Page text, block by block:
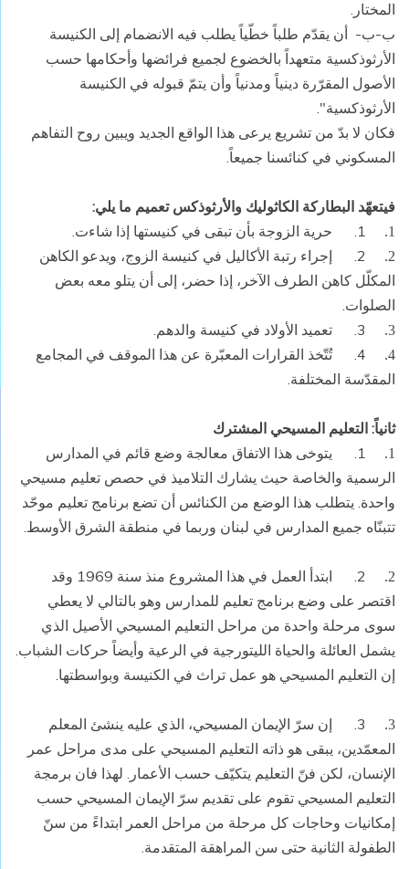
المختار.
ب‌-ب‌- أن يقدّم طلباً خطّياً يطلب فيه الانضمام إلى الكنيسة
الأرثوذكسية متعهداً بالخضوع لجميع فرائضها وأحكامها حسب
الأصول المقرّرة دينياً ومدنياً وأن يتمّ قبوله في الكنيسة
الأرثوذكسية".
فكان لا بدّ من تشريع يرعى هذا الواقع الجديد ويبين روح التفاهم
المسكوني في كنائسنا جميعاً.
فيتعهّد البطاركة الكاثوليك والأرثوذكس تعميم ما يلي:
1.
1. حرية الزوجة بأن تبقى في كنيستها إذا شاءت.
2.
2.
إجراء رتبة الأكاليل في كنيسة الزوج، ويدعو الكاهن
المكلّل كاهن الطرف الآخر، إذا حضر، إلى أن يتلو معه بعض
الصلوات.
3.
3. تعميد الأولاد في كنيسة والدهم.
4.
4.
تُتّخذ القرارات المعبّرة عن هذا الموقف في المجامع
المقدّسة المختلفة.
ثانياً: التعليم المسيحي المشترك
1.
1.
يتوخى هذا الاتفاق معالجة وضع قائم في المدارس
الرسمية والخاصة حيث يشارك التلاميذ في حصص تعليم مسيحي
واحدة. يتطلب هذا الوضع من الكنائس أن تضع برنامج تعليم موحّد
تتبنّاه جميع المدارس في لبنان وربما في منطقة الشرق الأوسط.
2.
2.
ابتدأ العمل في هذا المشروع منذ سنة 1969 وقد
اقتصر على وضع برنامج تعليم للمدارس وهو بالتالي لا يعطي
سوى مرحلة واحدة من مراحل التعليم المسيحي الأصيل الذي
يشمل العائلة والحياة الليتورجية في الرعية وأيضاً حركات الشباب.
إن التعليم المسيحي هو عمل تراث في الكنيسة وبواسطتها.
3.
3.
إن سرّ الإيمان المسيحي، الذي عليه ينشئ المعلم
المعمّدين، يبقى هو ذاته التعليم المسيحي على مدى مراحل عمر
الإنسان، لكن فنّ التعليم يتكيّف حسب الأعمار. لهذا فان برمجة
التعليم المسيحي تقوم على تقديم سرّ الإيمان المسيحي حسب
إمكانيات وحاجات كل مرحلة من مراحل العمر ابتداءً من سنّ
الطفولة الثانية حتى سن المراهقة المتقدمة.